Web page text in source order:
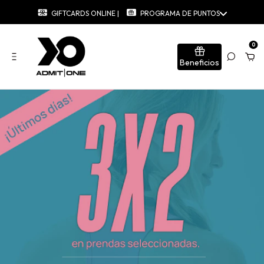
GIFTCARDS ONLINE | PROGRAMA DE PUNTOS
Beneficios
0